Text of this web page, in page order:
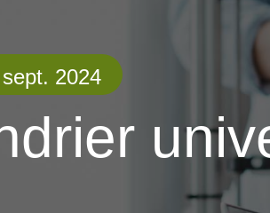
2024